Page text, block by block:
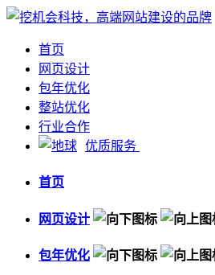
首页
网页设计
包年优化
整站优化
行业合作
优质服务
首页
网页设计
包年优化